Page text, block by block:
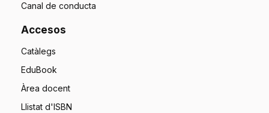
Canal de conducta
Accesos
Catàlegs
EduBook
Àrea docent
Llistat d'ISBN